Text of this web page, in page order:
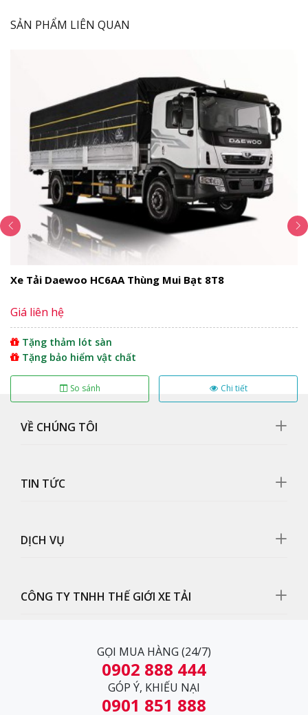
Thông số chung
Ngoại Thất
Xe tải IZ49 thùng lửng được thiết kế tinh tế và hiện đại,
tất cả các bộ phận trên xe được lắp đặt tỉ mỉ. Xe IZ49
không chỉ có cấu tạo động cơ mạnh mẽ mà còn cấu tạo
sang trọng kể cả ngoại và nội thất. Xe được nhấn mạnh
thêm logo Euro4 làm tôn thêm vẻ đẹp xe. Gương chiếu
hậu thiết kế vừa tầm, bên lái được trang bị thêm gương
cầu lồi, có thể gập lại vô cùng tiện lợi.
Mặt galang
thể hiện sự mạnh mẽ cứng cáp trong từng đường nét..
SẢN PHẨM LIÊN QUAN
Xe Tải Daewoo HC6AA Thùng Mui Bạt 8T8
Giá liên hệ
Tặng thảm lót sàn
Tặng bảo hiểm vật chất
So sánh Chi tiết
VỀ CHÚNG TÔI
TIN TỨC
DỊCH VỤ
CÔNG TY TNHH THẾ GIỚI XE TẢI
GỌI MUA HÀNG (24/7)
0902 888 444
GÓP Ý, KHIẾU NẠI
0901 851 888